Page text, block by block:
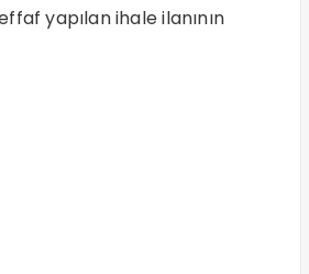
yapılan ihale ilanının